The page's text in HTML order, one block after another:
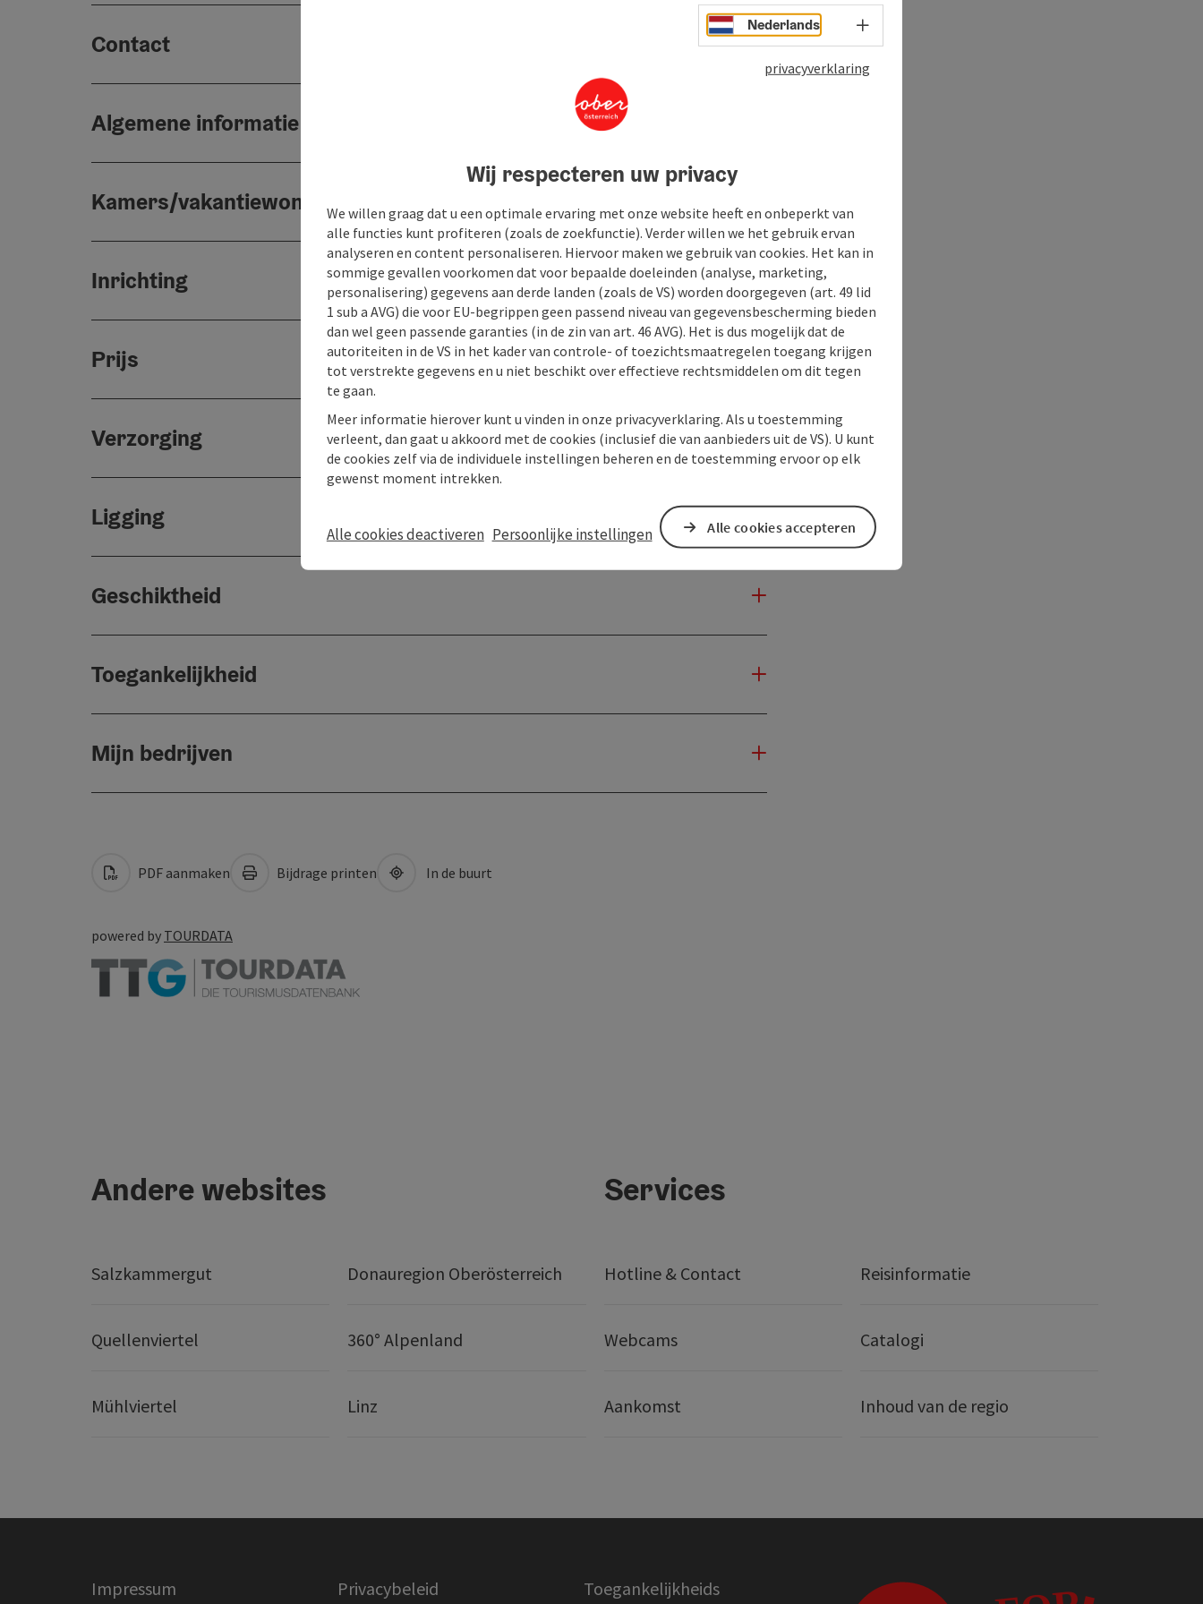
Contact
Algemene informatie
Kamers/vakantiewoningen
Inrichting
Prijs
Verzorging
Ligging
Geschiktheid
Toegankelijkheid
Mijn bedrijven
PDF aanmaken Bijdrage printen In de buurt
powered by TOURDATA
Andere websites
Salzkammergut Donauregion Oberösterreich
Quellenviertel 360° Alpenland
Mühlviertel Linz
Services
Hotline & Contact Reisinformatie
Webcams Catalogi
Aankomst Inhoud van de regio
Impressum Privacybeleid
Toegankelijkheids
Nederlands Taalkeuze - menu openen
privacyverklaring
Wij respecteren uw privacy
We willen graag dat u een optimale ervaring met onze website heeft en onbeperkt van
alle functies kunt profiteren (zoals de zoekfunctie). Verder willen we het gebruik ervan
analyseren en content personaliseren. Hiervoor maken we gebruik van cookies. Het kan in
sommige gevallen voorkomen dat voor bepaalde doeleinden (analyse, marketing,
personalisering) gegevens aan derde landen (zoals de VS) worden doorgegeven (art. 49 lid
1 sub a AVG) die voor EU-begrippen geen passend niveau van gegevensbescherming bieden
dan wel geen passende garanties (in de zin van art. 46 AVG). Het is dus mogelijk dat de
autoriteiten in de VS in het kader van controle- of toezichtsmaatregelen toegang krijgen
tot verstrekte gegevens en u niet beschikt over effectieve rechtsmiddelen om dit tegen
te gaan.
Meer informatie hierover kunt u vinden in onze privacyverklaring. Als u toestemming
verleent, dan gaat u akkoord met de cookies (inclusief die van aanbieders uit de VS). U kunt
de cookies zelf via de individuele instellingen beheren en de toestemming ervoor op elk
gewenst moment intrekken.
Alle cookies deactiveren Persoonlijke instellingen Alle cookies accepteren